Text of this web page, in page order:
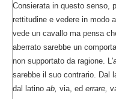
Consierata in questo senso,
rettitudine e vedere in modo
vede un cavallo ma pensa
aberrato sarebbe un
non supportato da ragione. L'
sarebbe il suo contrario. Dal
dal latino ab, via, ed errare,